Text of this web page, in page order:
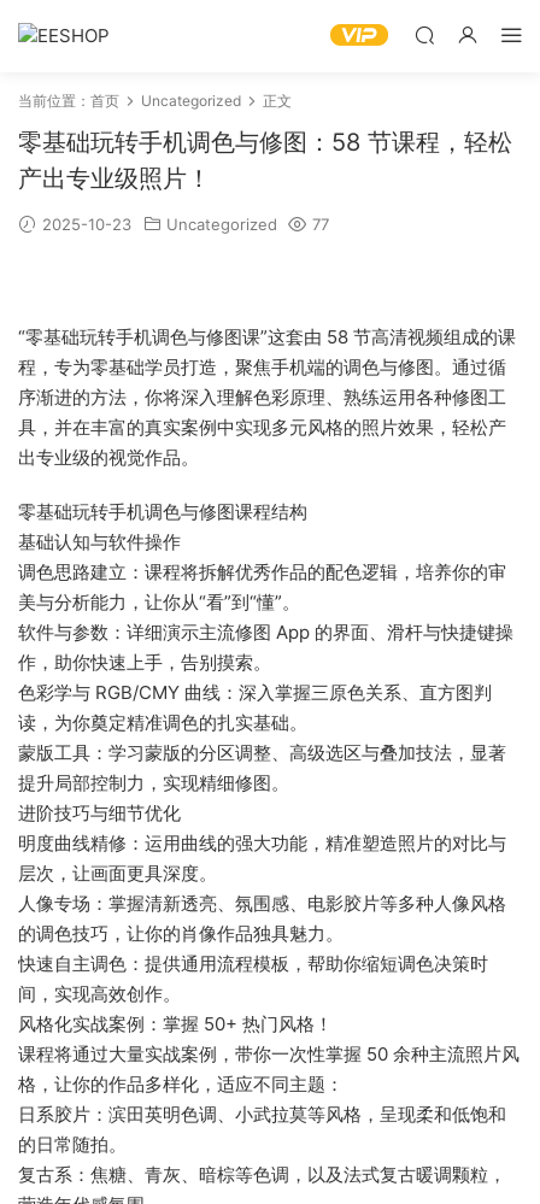
当前位置： 首页 Uncategorized 正文
零基础玩转手机调色与修图：58 节课程，轻松
产出专业级照片！
2025-10-23 Uncategorized 77
“零基础玩转手机调色与修图课”这套由 58 节高清视频组成的课
程，专为零基础学员打造，聚焦手机端的调色与修图。通过循
序渐进的方法，你将深入理解色彩原理、熟练运用各种修图工
具，并在丰富的真实案例中实现多元风格的照片效果，轻松产
出专业级的视觉作品。
零基础玩转手机调色与修图课程结构
基础认知与软件操作
调色思路建立：课程将拆解优秀作品的配色逻辑，培养你的审
美与分析能力，让你从“看”到“懂”。
软件与参数：详细演示主流修图 App 的界面、滑杆与快捷键操
作，助你快速上手，告别摸索。
色彩学与 RGB/CMY 曲线：深入掌握三原色关系、直方图判
读，为你奠定精准调色的扎实基础。
蒙版工具：学习蒙版的分区调整、高级选区与叠加技法，显著
提升局部控制力，实现精细修图。
进阶技巧与细节优化
明度曲线精修：运用曲线的强大功能，精准塑造照片的对比与
层次，让画面更具深度。
人像专场：掌握清新透亮、氛围感、电影胶片等多种人像风格
的调色技巧，让你的肖像作品独具魅力。
快速自主调色：提供通用流程模板，帮助你缩短调色决策时
间，实现高效创作。
风格化实战案例：掌握 50+ 热门风格！
课程将通过大量实战案例，带你一次性掌握 50 余种主流照片风
格，让你的作品多样化，适应不同主题：
日系胶片：滨田英明色调、小武拉莫等风格，呈现柔和低饱和
的日常随拍。
复古系：焦糖、青灰、暗棕等色调，以及法式复古暖调颗粒，